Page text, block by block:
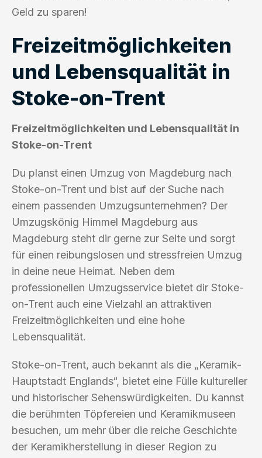
Geld zu sparen!
Freizeitmöglichkeiten
und Lebensqualität in
Stoke-on-Trent
Freizeitmöglichkeiten und Lebensqualität in
Stoke-on-Trent
Du planst einen Umzug von Magdeburg nach
Stoke-on-Trent und bist auf der Suche nach
einem passenden Umzugsunternehmen? Der
Umzugskönig Himmel Magdeburg aus
Magdeburg steht dir gerne zur Seite und sorgt
für einen reibungslosen und stressfreien Umzug
in deine neue Heimat. Neben dem
professionellen Umzugsservice bietet dir Stoke-
on-Trent auch eine Vielzahl an attraktiven
Freizeitmöglichkeiten und eine hohe
Lebensqualität.
Stoke-on-Trent, auch bekannt als die „Keramik-
Hauptstadt Englands“, bietet eine Fülle kultureller
und historischer Sehenswürdigkeiten. Du kannst
die berühmten Töpfereien und Keramikmuseen
besuchen, um mehr über die reiche Geschichte
der Keramikherstellung in dieser Region zu